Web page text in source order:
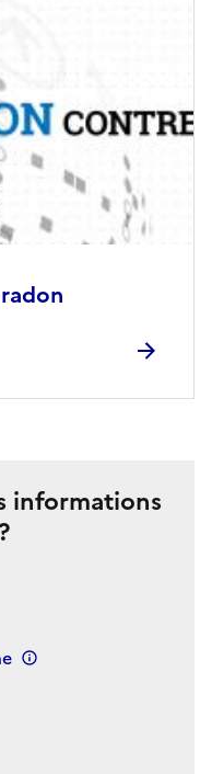
informations